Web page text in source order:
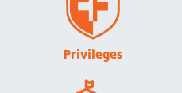
Privileges
Image